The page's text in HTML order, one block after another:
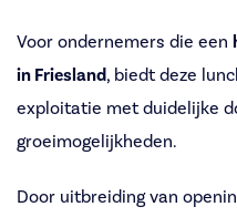
Voor ondernemers die een
in Friesland, biedt deze
exploitatie met duidelijke
groeimogelijkheden.
Door uitbreiding van